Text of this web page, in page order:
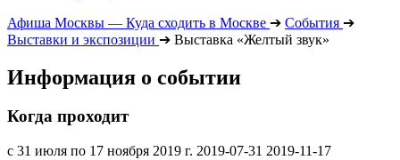
Афиша Москвы — Куда сходить в Москве ➔ События ➔
Выставки и экспозиции ➔ Выставка «Желтый звук»
Информация о событии
Когда проходит
с 31 июля по 17 ноября 2019 г. 2019-07-31 2019-11-17